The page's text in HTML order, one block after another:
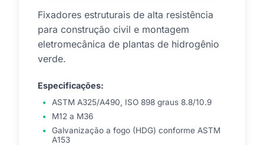
Fixadores estruturais de alta resistência
para construção civil e montagem
eletromecânica de plantas de hidrogênio
verde.
Especificações:
ASTM A325/A490, ISO 898 graus 8.8/10.9
M12 a M36
Galvanização a fogo (HDG) conforme ASTM
A153